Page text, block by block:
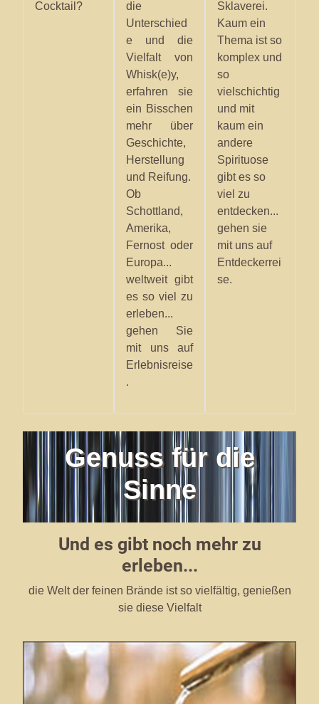
Cocktail?
die
Unterschied
e und die
Vielfalt von
Whisk(e)y,
erfahren sie
ein Bisschen
mehr über
Geschichte,
Herstellung
und Reifung.
Ob
Schottland,
Amerika,
Fernost oder
Europa...
weltweit gibt
es so viel zu
erleben...
gehen Sie
mit uns auf
Erlebnisreise
.
Sklaverei.
Kaum ein
Thema ist so
komplex und
so
vielschichtig
und mit
kaum ein
andere
Spirituose
gibt es so
viel zu
entdecken...
gehen sie
mit uns auf
Entdeckerrei
se.
Genuss für die
Sinne
Und es gibt noch mehr zu
erleben...
die Welt der feinen Brände ist so vielfältig, genießen
sie diese Vielfalt